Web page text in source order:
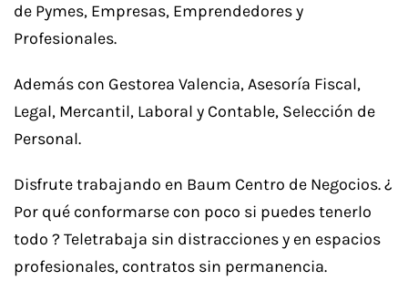
de Pymes, Empresas, Emprendedores y
Profesionales.
Además con Gestorea Valencia, Asesoría Fiscal,
Legal, Mercantil, Laboral y Contable, Selección de
Personal.
Disfrute trabajando en Baum Centro de Negocios. ¿
Por qué conformarse con poco si puedes tenerlo
todo ? Teletrabaja sin distracciones y en espacios
profesionales, contratos sin permanencia.